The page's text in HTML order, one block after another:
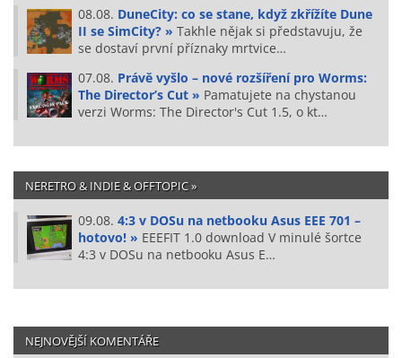
08.08. DuneCity: co se stane, když zkřížíte Dune
II se SimCity? » Takhle nějak si představuju, že
se dostaví první příznaky mrtvice…
07.08. Právě vyšlo – nové rozšíření pro Worms:
The Director’s Cut » Pamatujete na chystanou
verzi Worms: The Director's Cut 1.5, o kt…
NERETRO & INDIE & OFFTOPIC »
09.08. 4:3 v DOSu na netbooku Asus EEE 701 –
hotovo! » EEEFIT 1.0 download V minulé šortce
4:3 v DOSu na netbooku Asus E…
NEJNOVĚJŠÍ KOMENTÁŘE